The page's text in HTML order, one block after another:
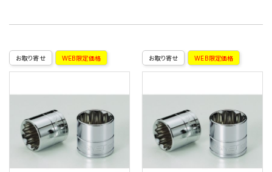
お取り寄せ WEB限定価格 お取り寄せ WEB限定価格